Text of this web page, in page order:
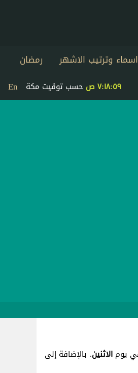
اسماء وترتيب الاشهر
رمضان
En ٧:١٨:٥٩ ص حسب توقيت مكة
الاثنين. بالإضافة إلى